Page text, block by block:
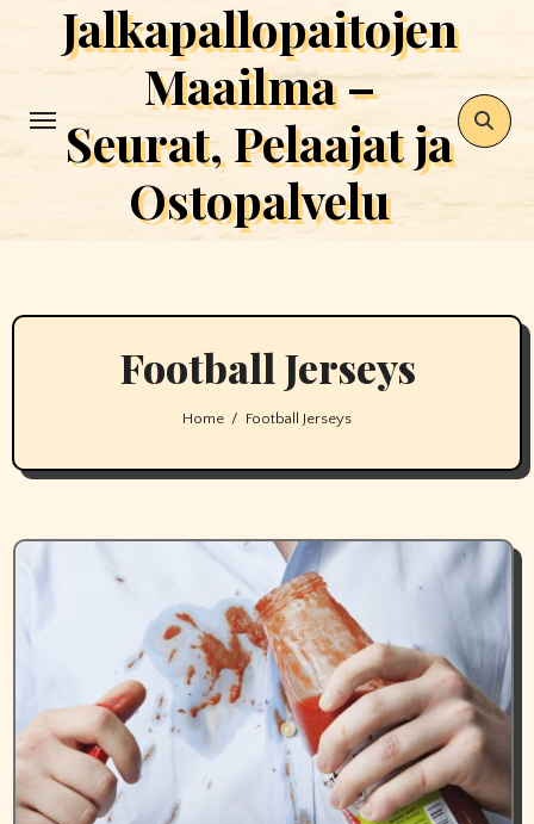
Jalkapallopaitojen
Maailma –
Seurat, Pelaajat ja
Ostopalvelu
Football Jerseys
Home Football Jerseys